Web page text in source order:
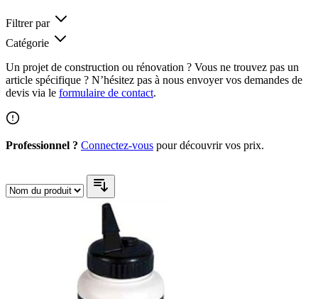
Filtrer par
Catégorie
Un projet de construction ou rénovation ? Vous ne trouvez pas un
article spécifique ? N’hésitez pas à nous envoyer vos demandes de
devis via le formulaire de contact.
Professionnel ? Connectez-vous pour découvrir vos prix.